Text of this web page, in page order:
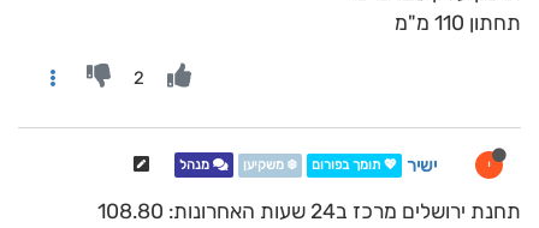
תחתון 110 מ"מ
2
י ישיר 💖 תומך בפורום ❄️ משקיען מנהל
תחנת ירושלים מרכז ב24 שעות האחרונות: 108.80